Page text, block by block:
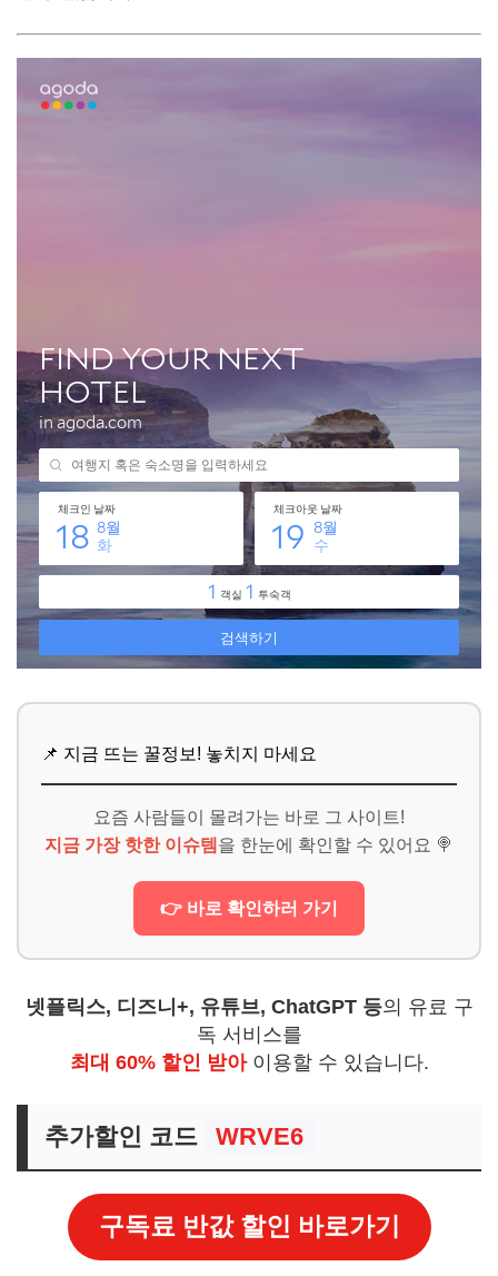
Q. 분양권 전매는 언제부터 가능한가요?
Q. 초기 투자금이 부족할 때 어떻게 해야 하나요?
📌 지금 뜨는 꿀정보! 놓치지 마세요
요즘 사람들이 몰려가는 바로 그 사이트!
지금 가장 핫한 이슈템 을 한눈에 확인할 수 있어요 🍭
👉 바로 확인하러 가기
넷플릭스, 디즈니+, 유튜브, ChatGPT 등의 유료 구
독 서비스를
최대 60% 할인 받아이용할 수 있습니다.
추가할인 코드 WRVE6
구독료 반값 할인 바로가기